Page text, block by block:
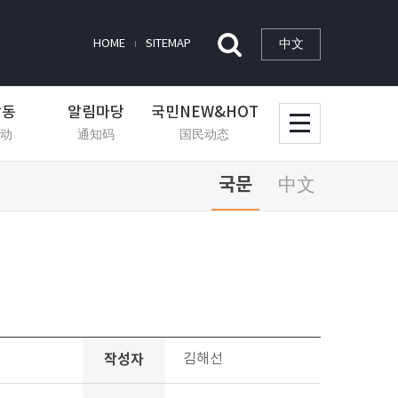
HOME SITEMAP 中文
알림마당
通知码
국민NEW&HOT
国民动态
국문 中文
작성자 김해선